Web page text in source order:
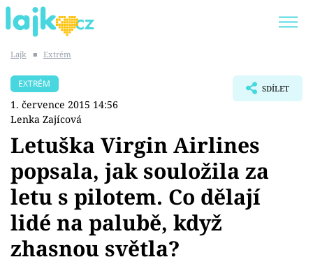
SHOPAHOLICADEL
Témata
Showbyznys
Youtubeři
Lajk ■ Extrém
EXTRÉM
1. července 2015 14:56
Lenka Zajícová
SDÍLET
Letuška Virgin Airlines
popsala, jak souložila za
letu s pilotem. Co dělají
lidé na palubě, když
zhasnou světla?